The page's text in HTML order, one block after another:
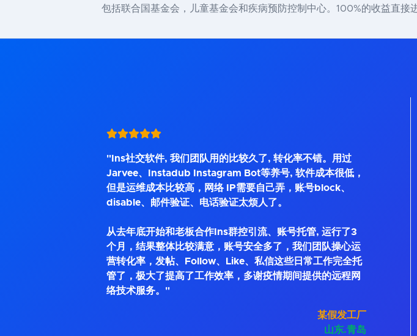
包括联合国基金会，儿童基金会和疾病预防控制中心。100%的收益直
"Ins社交软件, 我们团队用的比较久了, 转化率不错。用过
Jarvee、Instadub Instagram Bot等养号, 软件成本很低，
但是运维成本比较高，网络 IP需要自己弄，账号block、
disable、邮件验证、电话验证太烦人了。
从去年底开始和老板合作Ins群控引流、账号托管, 运行了3
个月，结果整体比较满意，账号安全多了，我们团队操心运
营转化率，发帖、Follow、Like、私信这些日常工作完全托
管了，极大了提高了工作效率，多谢疫情期间提供的远程网
络技术服务。"
某假发工厂
山东.青岛